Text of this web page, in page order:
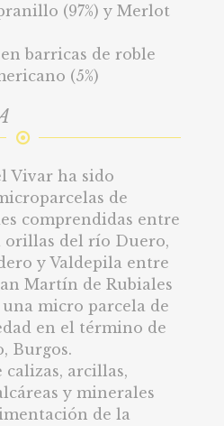
(97%) y Merlot
en barricas de roble
(5%)
Vivar ha sido
de
comprendidas entre
orillas del río Duero,
y Valdepila entre
Martín de Rubiales
una micro parcela de
en el término de
Burgos.
calizas, arcillas,
y minerales
de la